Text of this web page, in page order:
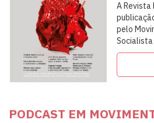
A Revista
pelo
Socialista
PODCAST EM